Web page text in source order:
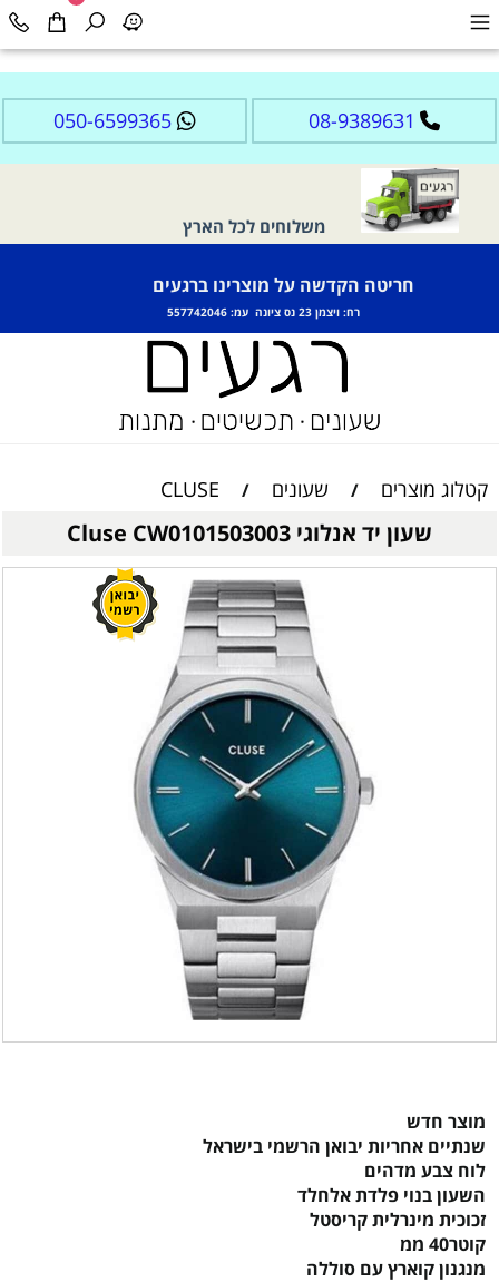
08-9389631
050-6599365
משלוחים לכל הארץ
חריטה הקדשה על מוצרינו ברגעים
רח: ויצמן 23 נס ציונה עמ: 557742046
קטלוג מוצרים / שעונים /
CLUSE
שעון יד אנלוגי Cluse CW0101503003
מוצר חדש
שנתיים אחריות יבואן הרשמי בישראל
לוח צבע מדהים
השעון בנוי פלדת אלחלד
זכוכית מינרלית קריסטל
קוטר40 ממ
מנגנון קוארץ עם סוללה